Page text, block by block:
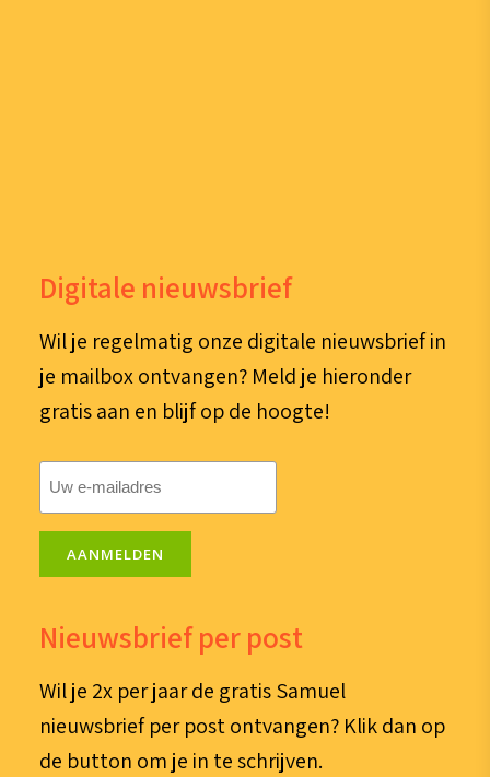
Digitale nieuwsbrief
Wil je regelmatig onze digitale nieuwsbrief in
je mailbox ontvangen? Meld je hieronder
gratis aan en blijf op de hoogte!
AANMELDEN
Nieuwsbrief per post
Wil je 2x per jaar de gratis Samuel
nieuwsbrief per post ontvangen? Klik dan op
de button om je in te schrijven.